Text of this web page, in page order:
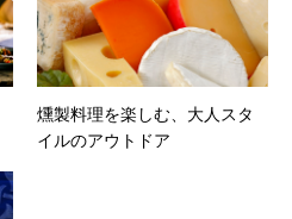
燻製料理を楽しむ、大人スタ
イルのアウトドア